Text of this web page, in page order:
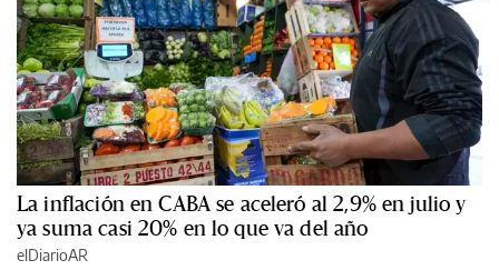
La inflación en CABA se aceleró al 2,9% en julio y
ya suma casi 20% en lo que va del año
elDiarioAR